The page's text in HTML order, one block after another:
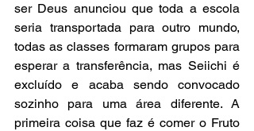
ser Deus anunciou que toda a escola
seria transportada para outro mundo,
todas as classes formaram grupos para
esperar a transferência, mas Seiichi é
excluído e acaba sendo convocado
sozinho para uma área diferente. A
primeira coisa que faz é comer o Fruto